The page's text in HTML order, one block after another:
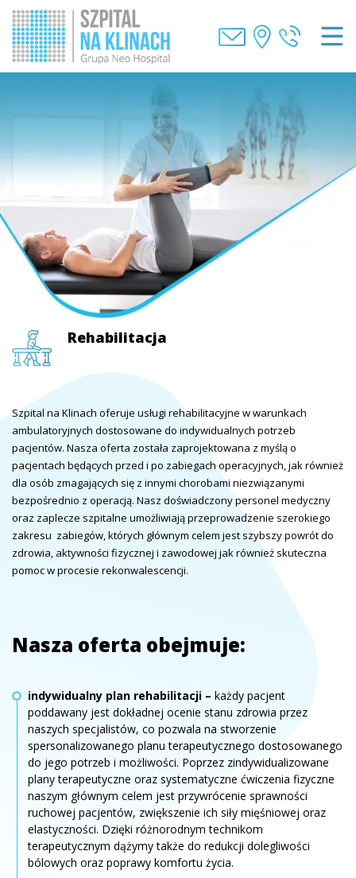
Rehabilitacja
Rehabilitacja
Rehabilitacja
Szpital na Klinach oferuje usługi rehabilitacyjne w warunkach
ambulatoryjnych dostosowane do indywidualnych potrzeb
pacjentów. Nasza oferta została zaprojektowana z myślą o
pacjentach będących przed i po zabiegach operacyjnych, jak również
dla osób zmagających się z innymi chorobami niezwiązanymi
bezpośrednio z operacją. Nasz doświadczony personel medyczny
oraz zaplecze szpitalne umożliwiają przeprowadzenie szerokiego
zakresu zabiegów, których głównym celem jest szybszy powrót do
zdrowia, aktywności fizycznej i zawodowej jak również skuteczna
pomoc w procesie rekonwalescencji.
Nasza oferta obejmuje:
indywidualny plan rehabilitacji – każdy pacjent
poddawany jest dokładnej ocenie stanu zdrowia przez
naszych specjalistów, co pozwala na stworzenie
spersonalizowanego planu terapeutycznego dostosowanego
do jego potrzeb i możliwości. Poprzez zindywidualizowane
plany terapeutyczne oraz systematyczne ćwiczenia fizyczne
naszym głównym celem jest przywrócenie sprawności
ruchowej pacjentów, zwiększenie ich siły mięśniowej oraz
elastyczności. Dzięki różnorodnym technikom
terapeutycznym dążymy także do redukcji dolegliwości
bólowych oraz poprawy komfortu życia.